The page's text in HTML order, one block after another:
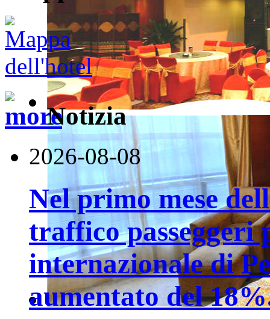
Notizia
2026-08-08
Nel primo mese
traffico passeggeri
internazionale di
aumentato del